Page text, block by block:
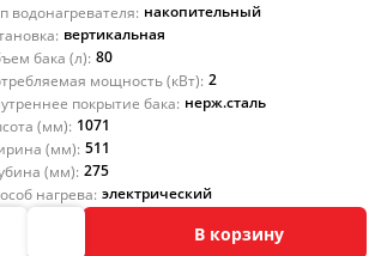
водонагревателя: накопительный
вертикальная
бака (л): 80
мощность (кВт): 2
покрытие бака: нерж.сталь
(мм): 1071
(мм): 511
(мм): 275
нагрева: электрический
В корзину